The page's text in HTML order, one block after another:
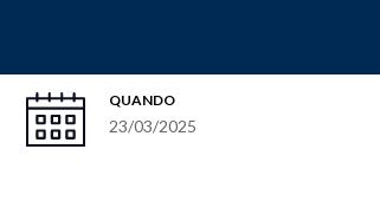
QUANDO
23/03/2025